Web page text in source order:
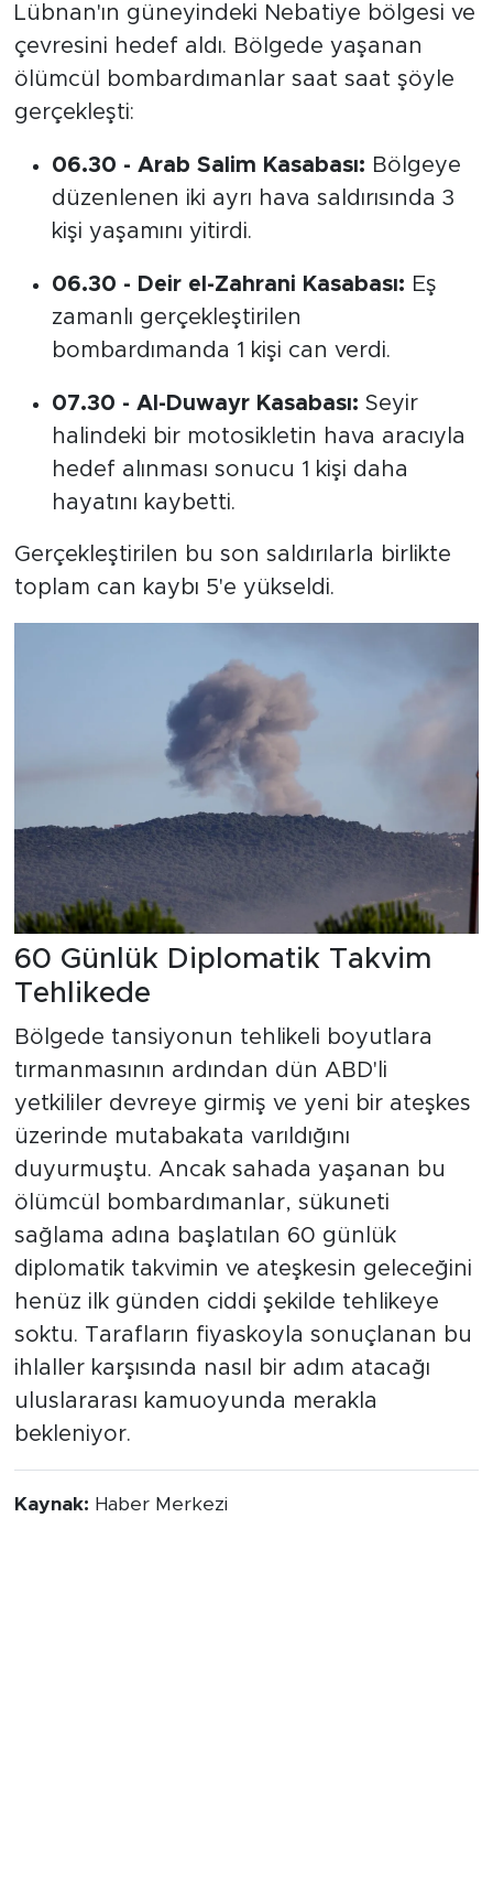
Lübnan'ın güneyindeki Nebatiye bölgesi ve
çevresini hedef aldı. Bölgede yaşanan
ölümcül bombardımanlar saat saat şöyle
gerçekleşti:
06.30 - Arab Salim Kasabası: Bölgeye
düzenlenen iki ayrı hava saldırısında 3
kişi yaşamını yitirdi.
06.30 - Deir el-Zahrani Kasabası: Eş
zamanlı gerçekleştirilen
bombardımanda 1 kişi can verdi.
07.30 - Al-Duwayr Kasabası: Seyir
halindeki bir motosikletin hava aracıyla
hedef alınması sonucu 1 kişi daha
hayatını kaybetti.
Gerçekleştirilen bu son saldırılarla birlikte
toplam can kaybı 5'e yükseldi.
60 Günlük Diplomatik Takvim
Tehlikede
Bölgede tansiyonun tehlikeli boyutlara
tırmanmasının ardından dün ABD'li
yetkililer devreye girmiş ve yeni bir ateşkes
üzerinde mutabakata varıldığını
duyurmuştu. Ancak sahada yaşanan bu
ölümcül bombardımanlar, sükuneti
sağlama adına başlatılan 60 günlük
diplomatik takvimin ve ateşkesin geleceğini
henüz ilk günden ciddi şekilde tehlikeye
soktu. Tarafların fiyaskoyla sonuçlanan bu
ihlaller karşısında nasıl bir adım atacağı
uluslararası kamuoyunda merakla
bekleniyor.
Kaynak: Haber Merkezi